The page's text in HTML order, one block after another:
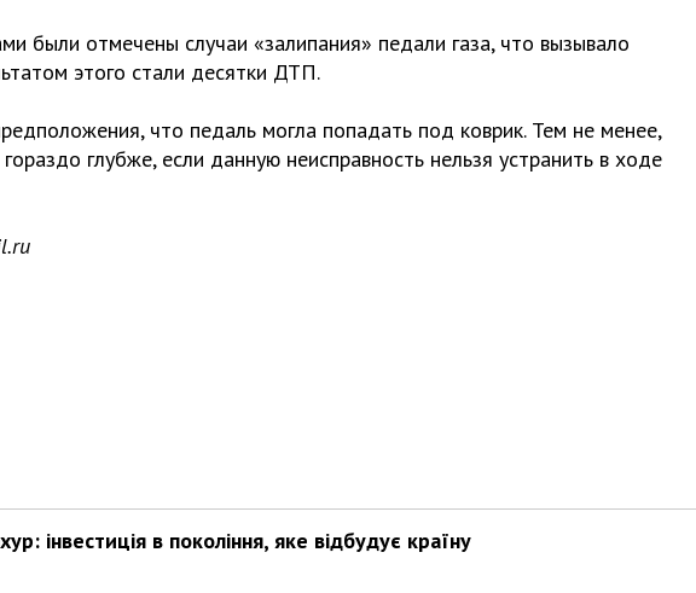
были отмечены случаи «залипания» педали газа, что вызывало
этого стали десятки ДТП.
что педаль могла попадать под коврик. Тем не менее,
глубже, если данную неисправность нельзя устранить в ходе
інвестиція в покоління, яке відбудує країну